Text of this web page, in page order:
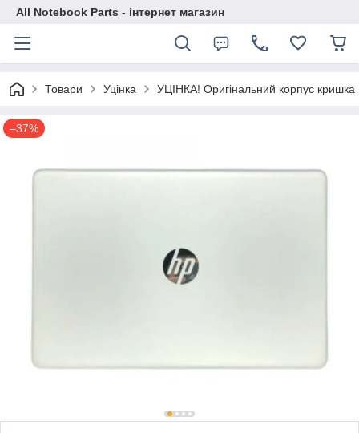
All Notebook Parts - інтернет магазин
Товари Уцінка УЦІНКА! Оригінальний корпус
–37%